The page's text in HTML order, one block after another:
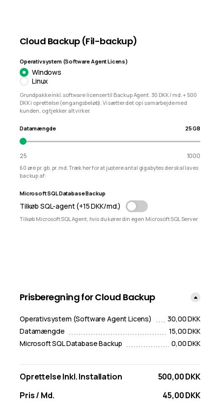
Cloud Backup (Fil-backup)
Operativsystem (Software Agent Licens)
Windows
Linux
Grundpakke inkl. software licenser til Backup Agent. 30 DKK / md. + 500
DKK i oprettelse (engangsbeløb). Vi sætter det op i samarbejde med
kunden, og tjekker alt virker.
Datamængde 25 GB
25 1000
60 øre pr. gb. pr. md. Træk her for at justere antal gigabytes der skal laves
backup af:
Microsoft SQL Database Backup
Tilkøb SQL-agent (+15 DKK/md.)
Tilkøb Microsoft SQL Agent, hvis du kører din egen Microsoft SQL Server
Prisberegning for Cloud Backup
Operativsystem (Software Agent Licens)
30,00 DKK
Datamængde
15,00 DKK
Microsoft SQL Database Backup
0,00 DKK
Oprettelse Inkl. Installation
500,00 DKK
Pris / Md.
45,00 DKK